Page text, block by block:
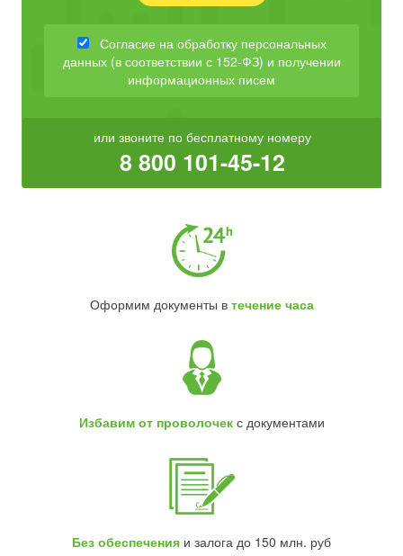
Согласие на обработку персональных
данных (в соответствии с 152-ФЗ) и получении
информационных писем
или звоните по бесплатному номеру
8 800 101-45-12
Оформим документы в течение часа
Избавим от проволочекс документами
Без обеспечения и залога до 150 млн. руб